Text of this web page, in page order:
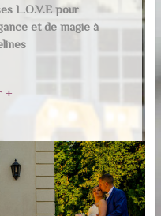
L.O.V.E pour
et de magie à
+